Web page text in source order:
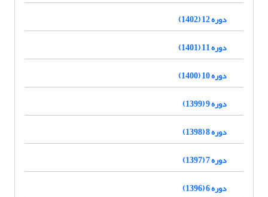
دوره 12 (1402)
دوره 11 (1401)
دوره 10 (1400)
دوره 9 (1399)
دوره 8 (1398)
دوره 7 (1397)
دوره 6 (1396)